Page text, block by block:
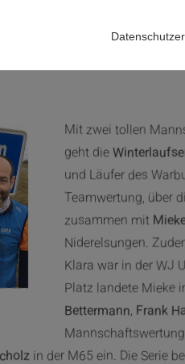
-
Mit zwei tollen
geht die
und Läufer des
Teamwertung, über
zusammen mit
Niderelsungen.
Klara war in der WJ
Platz landete Mieke
Bettermann, Frank
in der M65 ein. Die Serie